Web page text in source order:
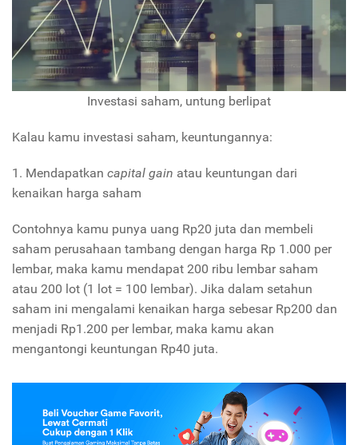
Investasi saham, untung berlipat
Kalau kamu investasi saham, keuntungannya:
1. Mendapatkan capital gain atau keuntungan dari
kenaikan harga saham
Contohnya kamu punya uang Rp20 juta dan membeli
saham perusahaan tambang dengan harga Rp 1.000 per
lembar, maka kamu mendapat 200 ribu lembar saham
atau 200 lot (1 lot = 100 lembar). Jika dalam setahun
saham ini mengalami kenaikan harga sebesar Rp200 dan
menjadi Rp1.200 per lembar, maka kamu akan
mengantongi keuntungan Rp40 juta.